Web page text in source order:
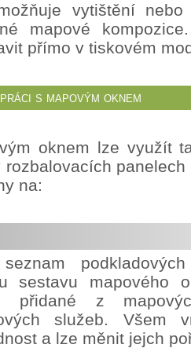
vytištění
mapové
přímo v tiskovém
s mapovým oknem
oknem lze využít
na:
sestavu mapového
přidané z
služeb. Všem
a lze měnit jejch